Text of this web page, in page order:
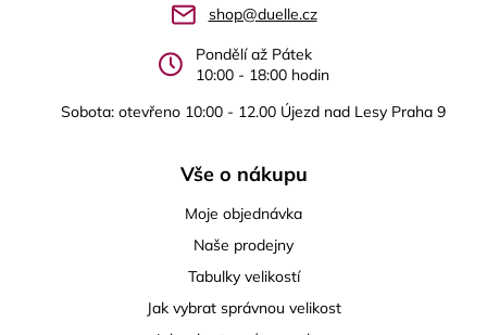
shop@duelle.cz
Pondělí až Pátek
10:00 - 18:00 hodin
Sobota: otevřeno 10:00 - 12.00 Újezd nad Lesy Praha 9
Vše o nákupu
Moje objednávka
Naše prodejny
Tabulky velikostí
Jak vybrat správnou velikost